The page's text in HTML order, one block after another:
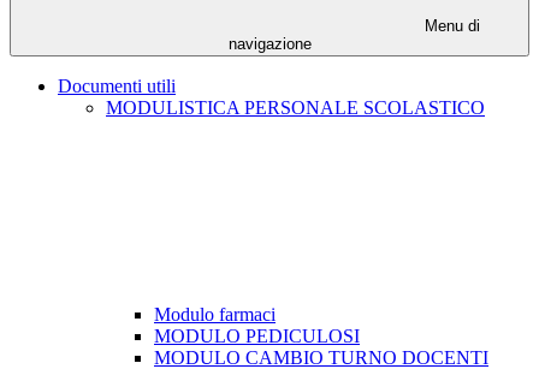
Menu di
navigazione
Documenti utili
MODULISTICA PERSONALE SCOLASTICO
Modulo farmaci
MODULO PEDICULOSI
MODULO CAMBIO TURNO DOCENTI